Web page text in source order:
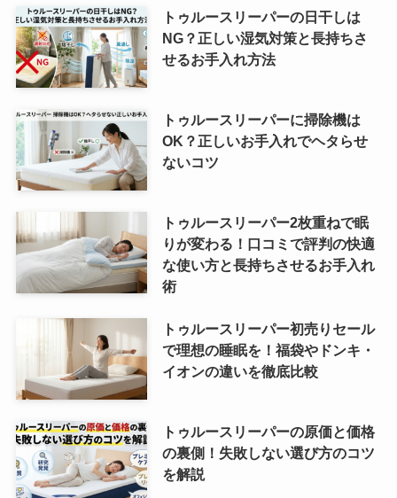
トゥルースリーパーの日干しは
NG？正しい湿気対策と長持ちさ
せるお手入れ方法
トゥルースリーパーに掃除機は
OK？正しいお手入れでヘタらせ
ないコツ
トゥルースリーパー2枚重ねで眠
りが変わる！口コミで評判の快適
な使い方と長持ちさせるお手入れ
術
トゥルースリーパー初売りセール
で理想の睡眠を！福袋やドンキ・
イオンの違いを徹底比較
トゥルースリーパーの原価と価格
の裏側！失敗しない選び方のコツ
を解説